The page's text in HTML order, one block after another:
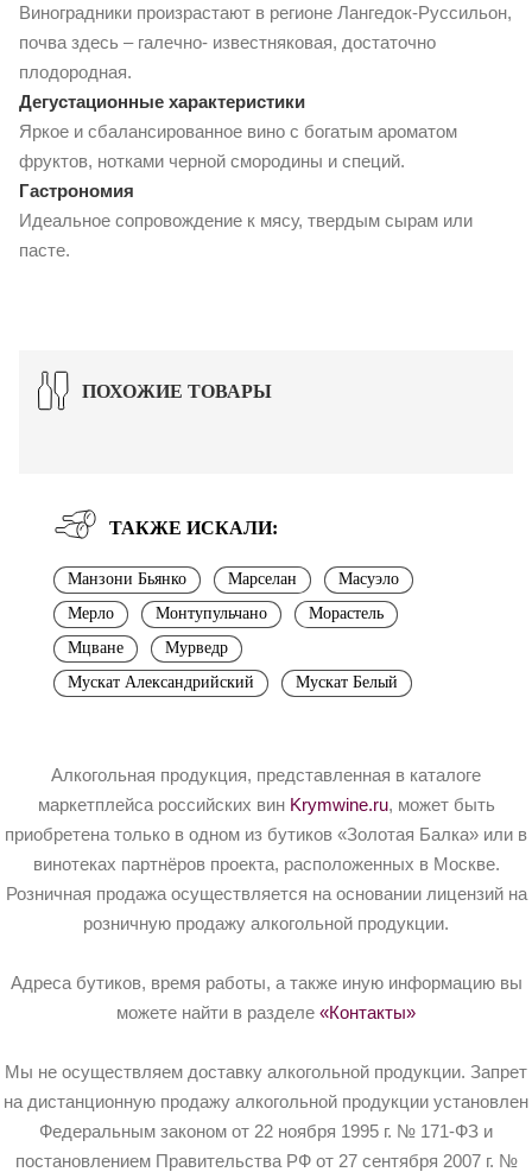
Виноградники произрастают в регионе Лангедок-Руссильон,
почва здесь – галечно- известняковая, достаточно
плодородная.
Дегустационные характеристики
Яркое и сбалансированное вино с богатым ароматом
фруктов, нотками черной смородины и специй.
Гастрономия
Идеальное сопровождение к мясу, твердым сырам или
пасте.
ПОХОЖИЕ ТОВАРЫ
ТАКЖЕ ИСКАЛИ:
Манзони Бьянко Марселан
Масуэло
Мерло
Монтупульчано
Морастель
Мцване
Мурведр
Мускат Александрийский
Мускат Белый
Алкогольная продукция, представленная в каталоге
маркетплейса российских вин Krymwine.ru, может быть
приобретена только в одном из бутиков «Золотая Балка» или в
винотеках партнёров проекта, расположенных в Москве.
Розничная продажа осуществляется на основании лицензий на
розничную продажу алкогольной продукции.
Адреса бутиков, время работы, а также иную информацию вы
можете найти в разделе «Контакты»
Мы не осуществляем доставку алкогольной продукции. Запрет
на дистанционную продажу алкогольной продукции установлен
Федеральным законом от 22 ноября 1995 г. № 171-ФЗ и
постановлением Правительства РФ от 27 сентября 2007 г. №